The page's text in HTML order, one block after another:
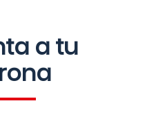
a tu